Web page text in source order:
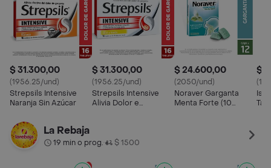
$ 31.300,00
(1956.25/und)
Strepsils Intensive
Naranja Sin Azúcar
$ 31.300,00
(1956.25/und)
Strepsils Intensive
Alivia Dolor e
$ 24.600,00
(2050/und)
Noraver Garganta
Menta Forte (10
$
La Rebaja
19 min o prog.• $ 1500